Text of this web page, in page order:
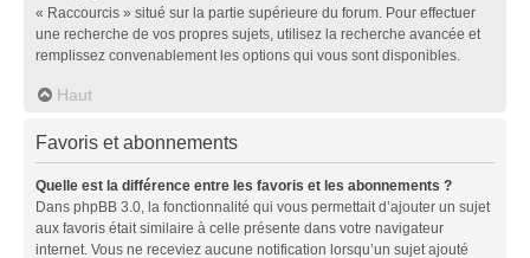
« Raccourcis » situé sur la partie supérieure du forum. Pour effectuer
une recherche de vos propres sujets, utilisez la recherche avancée et
remplissez convenablement les options qui vous sont disponibles.
Haut
Favoris et abonnements
Quelle est la différence entre les favoris et les abonnements ?
Dans phpBB 3.0, la fonctionnalité qui vous permettait d’ajouter un sujet
aux favoris était similaire à celle présente dans votre navigateur
internet. Vous ne receviez aucune notification lorsqu’un sujet ajouté